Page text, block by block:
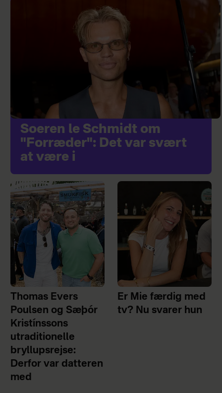
Soeren le Schmidt om
"Forræder": Det var svært
at være i
Thomas Evers
Poulsen og Sæþór
Kristínssons
utraditionelle
bryllupsrejse:
Derfor var datteren
med
Er Mie færdig med
tv? Nu svarer hun